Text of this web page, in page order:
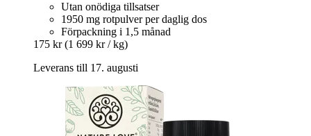
Utan onödiga tillsatser
1950 mg rotpulver per daglig dos
Förpackning i 1,5 månad
175 kr (1 699 kr / kg)
Leverans till 17. augusti